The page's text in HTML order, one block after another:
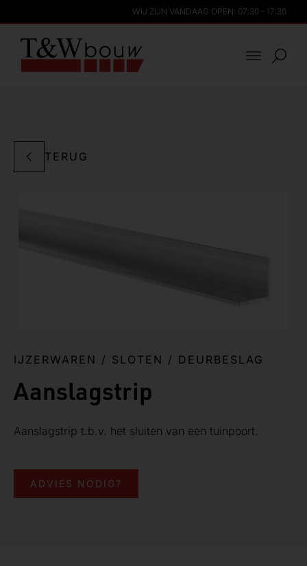
WIJ ZIJN VANDAAG OPEN: 07:30 - 17:30
TERUG
IJZERWAREN / SLOTEN / DEURBESLAG
Aanslagstrip
Aanslagstrip t.b.v. het sluiten van een tuinpoort.
ADVIES NODIG?